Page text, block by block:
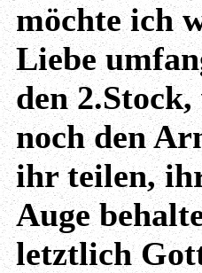
möchte ich
Liebe
den
noch den
ihr teilen,
Auge
letztlich